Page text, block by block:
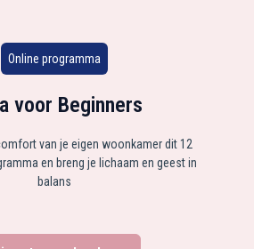
Online programma
voor Beginners
van je eigen woonkamer dit 12
en breng je lichaam en geest in
balans